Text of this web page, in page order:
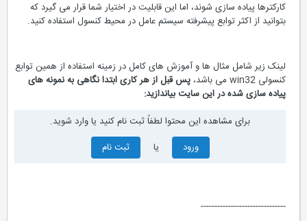
کارکترها پیاده سازی شوند، اما این قابلیت در اختیار شما قرار می گیرد که
بتوانید از اکثر توابع پیشرفته سیستم عامل در محیط کنسول استفاده کنید.
لینک زیر شامل مثال ها و آموزش های کامل در زمینه استفاده از همین توابع
کنسولی win32 می باشد،
پس قبل از هر کاری ابتدا نگاهی به نمونه های
پیاده سازی شده در این سایت بیاندازید:
برای مشاهده این محتوا لطفاً ثبت نام کنید یا وارد شوید.
ورود
ثبت نام
-------------------------------